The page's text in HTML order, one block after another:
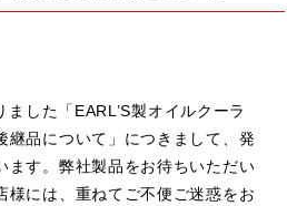
した「EARL’S製オイルクーラ
継品について」につきまして、発
ます。弊社製品をお待ちいただい
様には、重ねてご不便ご迷惑をお